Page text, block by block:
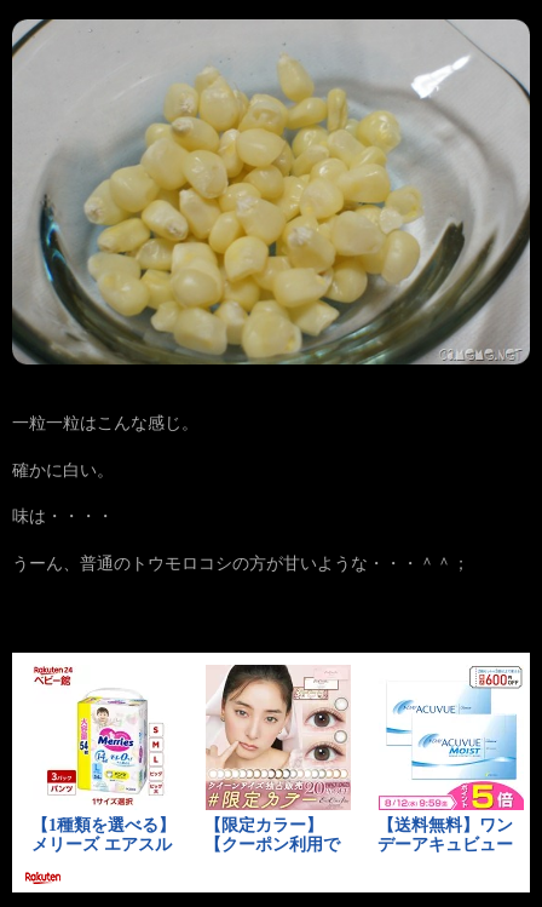
一粒一粒はこんな感じ。
確かに白い。
味は・・・・
うーん、普通のトウモロコシの方が甘いような・・・＾＾；